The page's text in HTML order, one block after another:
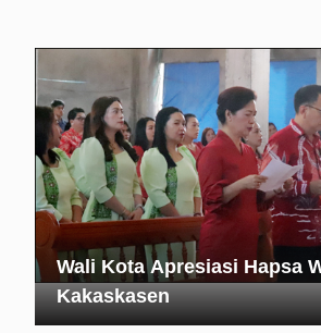
Wali Kota Apresiasi Hapsa
Kakaskasen